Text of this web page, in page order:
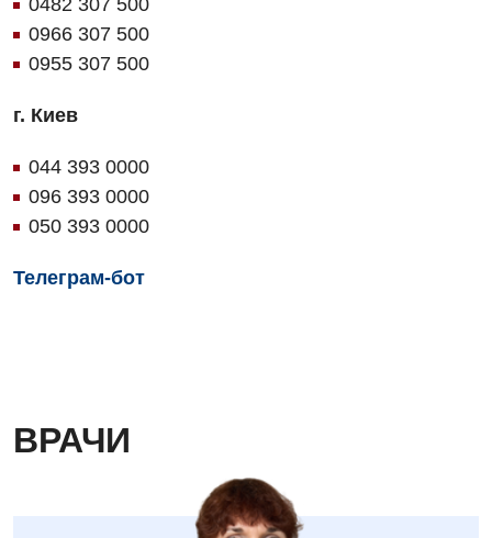
0482 307 500
0966 307 500
0955 307 500
г. Киев
044 393 0000
096 393 0000
050 393 0000
Телеграм-бот
ВРАЧИ